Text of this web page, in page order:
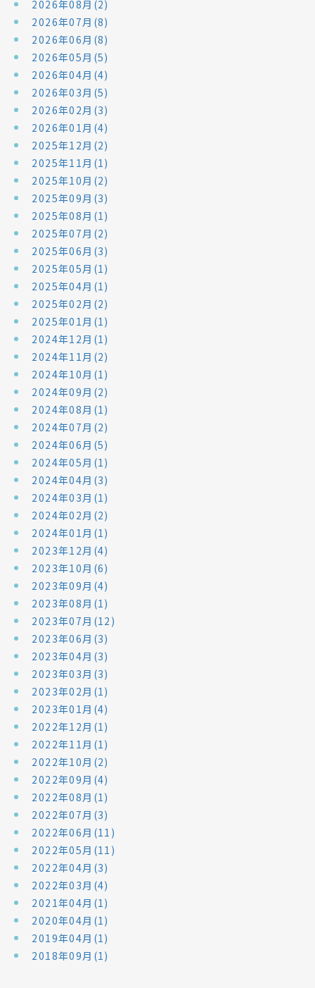
2026年08月(2)
2026年07月(8)
2026年06月(8)
2026年05月(5)
2026年04月(4)
2026年03月(5)
2026年02月(3)
2026年01月(4)
2025年12月(2)
2025年11月(1)
2025年10月(2)
2025年09月(3)
2025年08月(1)
2025年07月(2)
2025年06月(3)
2025年05月(1)
2025年04月(1)
2025年02月(2)
2025年01月(1)
2024年12月(1)
2024年11月(2)
2024年10月(1)
2024年09月(2)
2024年08月(1)
2024年07月(2)
2024年06月(5)
2024年05月(1)
2024年04月(3)
2024年03月(1)
2024年02月(2)
2024年01月(1)
2023年12月(4)
2023年10月(6)
2023年09月(4)
2023年08月(1)
2023年07月(12)
2023年06月(3)
2023年04月(3)
2023年03月(3)
2023年02月(1)
2023年01月(4)
2022年12月(1)
2022年11月(1)
2022年10月(2)
2022年09月(4)
2022年08月(1)
2022年07月(3)
2022年06月(11)
2022年05月(11)
2022年04月(3)
2022年03月(4)
2021年04月(1)
2020年04月(1)
2019年04月(1)
2018年09月(1)